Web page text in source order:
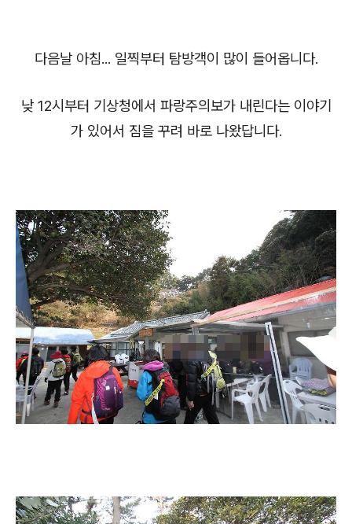
다음날 아침... 일찍부터 탐방객이 많이 들어옵니다.
낮 12시부터 기상청에서 파랑주의보가 내린다는 이야기
가 있어서 짐을 꾸려 바로 나왔답니다.